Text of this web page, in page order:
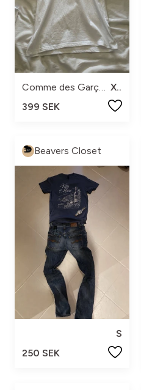
Comme des Garçons
XS
399 SEK
Beavers Closet
S
250 SEK